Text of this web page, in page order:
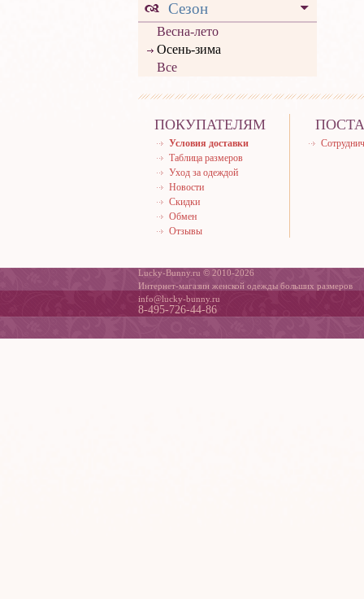
Сезон
Весна-лето
Осень-зима
Все
ПОКУПАТЕЛЯМ
Условия доставки
Таблица размеров
Уход за одеждой
Новости
Скидки
Обмен
Отзывы
Lucky-Bunny.ru © 2010-2026
Интернет-магазин женской одежды больших размеров
info@lucky-bunny.ru
8-495-726-44-86